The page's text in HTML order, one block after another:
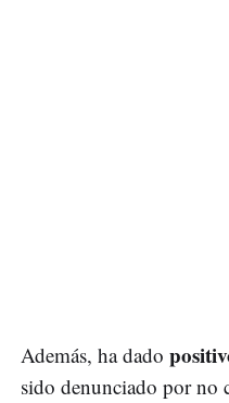
Además, ha dado
sido denunciado por no